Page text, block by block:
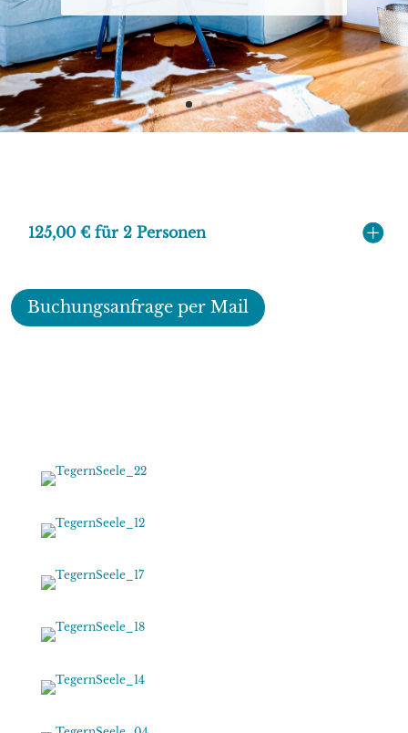
125,00 € für 2 Personen
Buchungsanfrage per Mail